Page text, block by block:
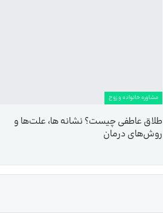
مشاوره خانواده و زوج
طلاق عاطفی چیست؟ نشانه ها، علت‌ها و
روش‌های درمان